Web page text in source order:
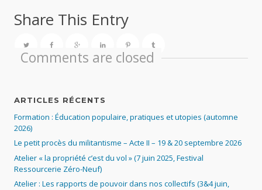
Share This Entry
Comments are closed
ARTICLES RÉCENTS
Formation : Éducation populaire, pratiques et utopies (automne
2026)
Le petit procès du militantisme – Acte II – 19 & 20 septembre 2026
Atelier « la propriété c’est du vol » (7 juin 2025, Festival
Ressourcerie Zéro-Neuf)
Atelier : Les rapports de pouvoir dans nos collectifs (3&4 juin,